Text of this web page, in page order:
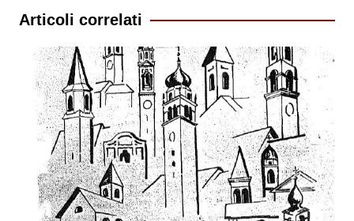
Articoli correlati